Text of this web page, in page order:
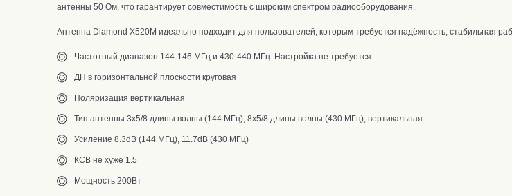
антенны 50 Ом, что гарантирует совместимость с широким спектром радиооборудования.
Антенна Diamond X520M идеально подходит для пользователей, которым требуется надёжность, стабильная
Частотный диапазон 144-146 МГц и 430-440 МГц. Настройка не требуется
ДН в горизонтальной плоскости круговая
Поляризация вертикальная
Тип антенны 3x5/8 длины волны (144 МГц), 8x5/8 длины волны (430 МГц), вертикальная
Усиление 8.3dB (144 МГц), 11.7dB (430 МГц)
КСВ не хуже 1.5
Мощность 200Вт